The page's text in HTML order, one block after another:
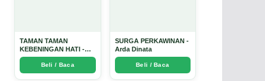
TAMAN TAMAN
KEBENINGAN HATI -
Arda Dinata
Beli / Baca
SURGA PERKAWINAN -
Arda Dinata
Beli / Baca